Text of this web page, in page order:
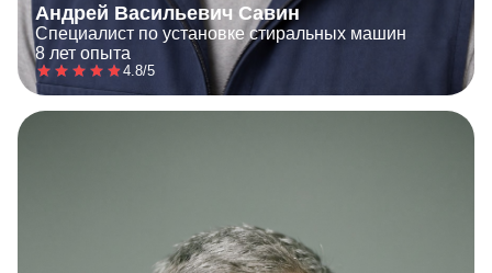
Андрей Васильевич Савин
Специалист по установке стиральных машин
8 лет опыта
4.8/5